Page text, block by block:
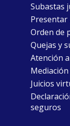
Subastas
Presentar
Orden de
Quejas y
Atención
Juicios
seguros